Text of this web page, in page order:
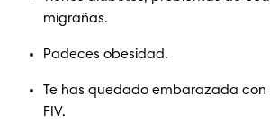
migrañas.
Padeces obesidad.
Te has quedado embarazada
FIV.